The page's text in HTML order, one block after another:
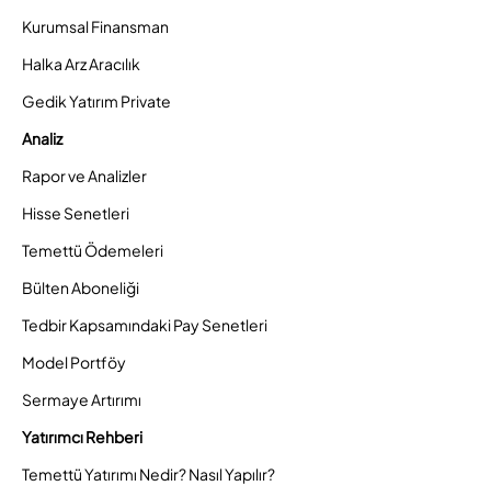
Kurumsal Finansman
Halka Arz Aracılık
Gedik Yatırım Private
Analiz
Rapor ve Analizler
Hisse Senetleri
Temettü Ödemeleri
Bülten Aboneliği
Tedbir Kapsamındaki Pay Senetleri
Model Portföy
Sermaye Artırımı
Yatırımcı Rehberi
Temettü Yatırımı Nedir? Nasıl Yapılır?